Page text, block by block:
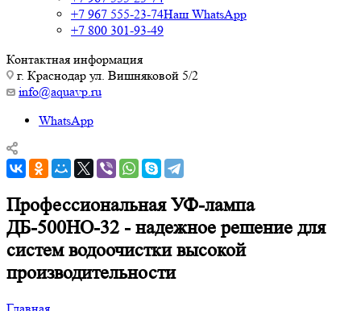
+7 967 555-23-74Наш WhatsApp
+7 800 301-93-49
Контактная информация
г. Краснодар ул. Вишняковой 5/2
info@aquavp.ru
WhatsApp
Профессиональная УФ-лампа
ДБ-500НО-32 - надежное решение для
систем водоочистки высокой
производительности